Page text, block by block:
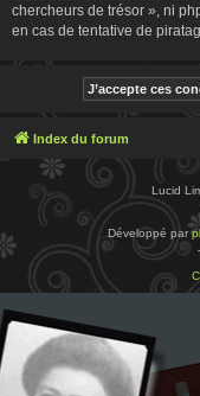
chercheurs de trésor », ni
en cas de tentative de
Index du forum
Lucid
Développé par